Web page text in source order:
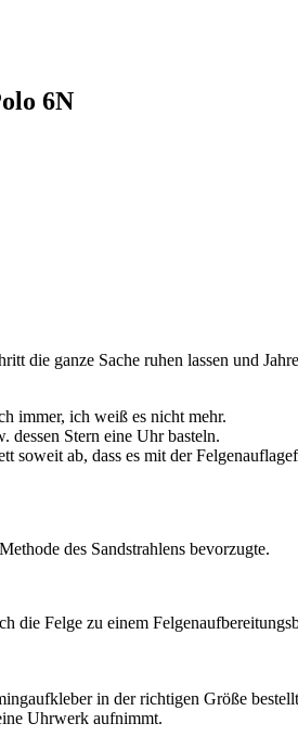
6N
die ganze Sache ruhen lassen und
immer, ich weiß es nicht mehr.
dessen Stern eine Uhr basteln.
soweit ab, dass es mit der
des Sandstrahlens bevorzugte.
Felge zu einem
in der richtigen Größe
Uhrwerk aufnimmt.